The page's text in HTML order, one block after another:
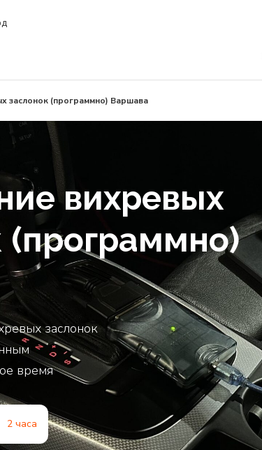
заслонок (программно) Варшава
вихревых
(программно)
заслонок
время
2 часа